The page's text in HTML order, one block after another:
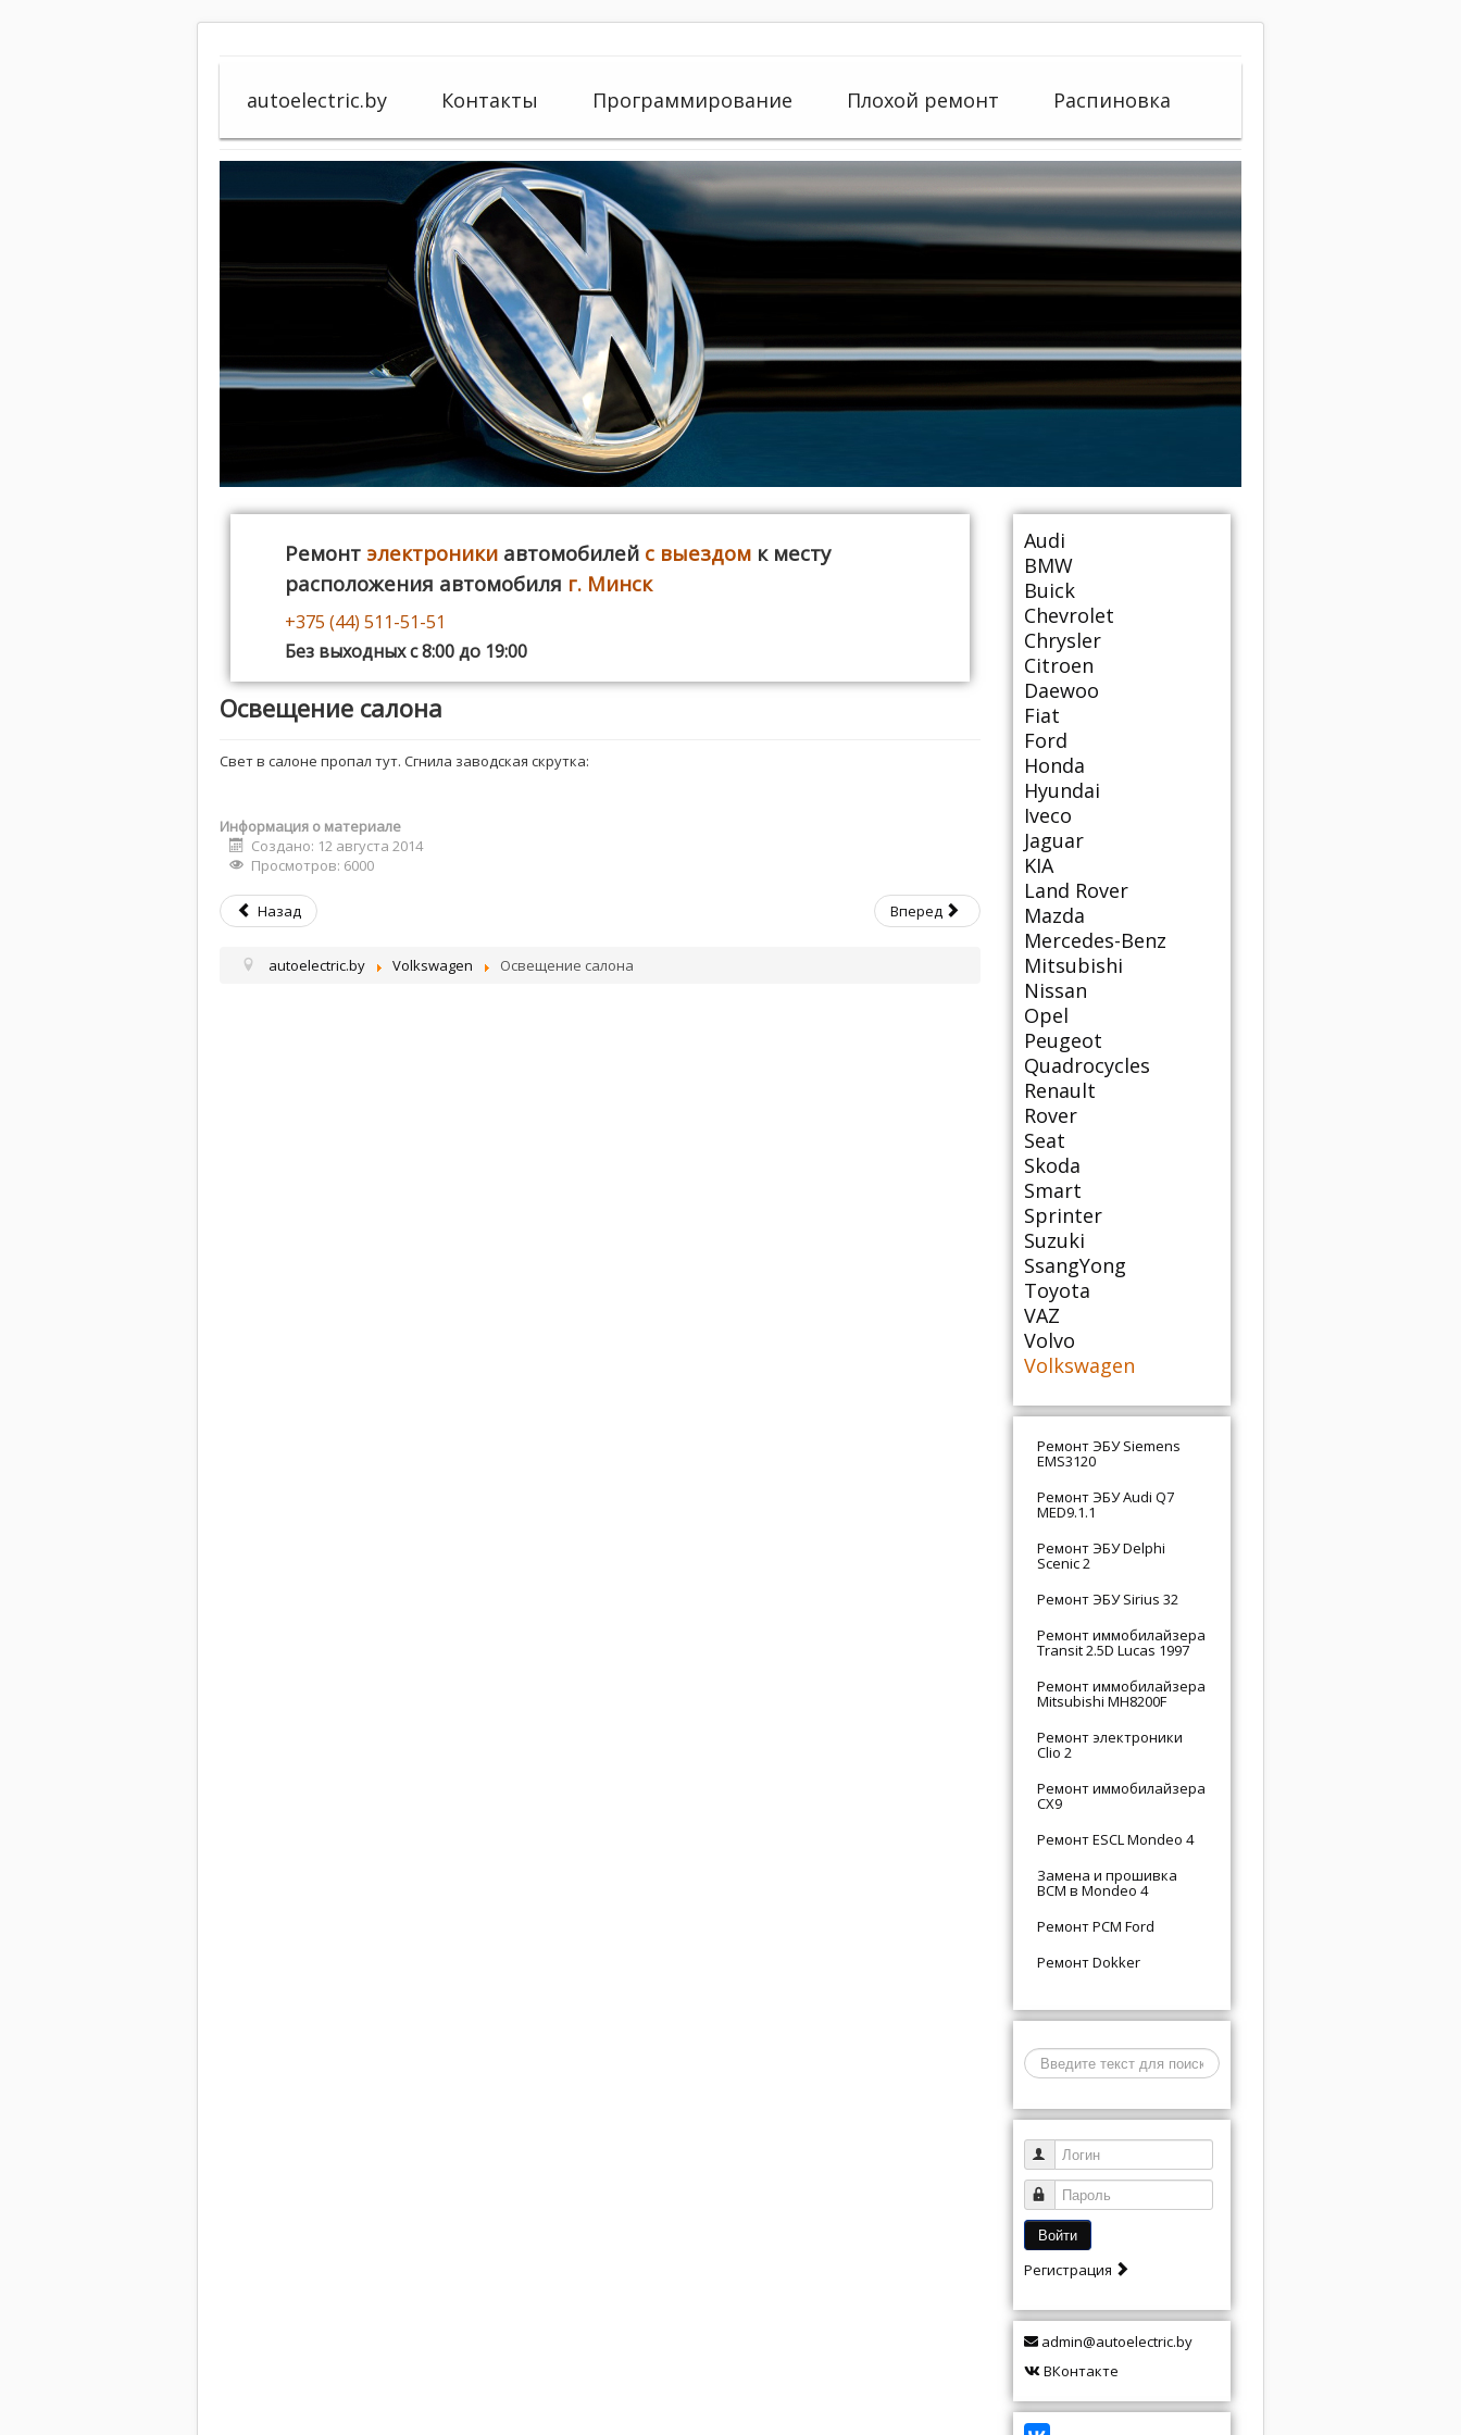
autoelectric.by Контакты Программирование Плохой ремонт Распиновка
Ремонт электроники автомобилей с выездом к месту
расположения автомобиля г. Минск
+375 (44) 511-51-51
Без выходных с 8:00 до 19:00
Освещение салона
Свет в салоне пропал тут. Сгнила заводская скрутка:
Информация о материале
Создано: 12 августа 2014
Просмотров: 6000
Назад Вперед
autoelectric.by Volkswagen Освещение салона
Audi
BMW
Buick
Chevrolet
Chrysler
Citroen
Daewoo
Fiat
Ford
Honda
Hyundai
Iveco
Jaguar
KIA
Land Rover
Mazda
Mercedes-Benz
Mitsubishi
Nissan
Opel
Peugeot
Quadrocycles
Renault
Rover
Seat
Skoda
Smart
Sprinter
Suzuki
SsangYong
Toyota
VAZ
Volvo
Volkswagen
Ремонт ЭБУ Siemens
EMS3120
Ремонт ЭБУ Audi Q7
MED9.1.1
Ремонт ЭБУ Delphi
Scenic 2
Ремонт ЭБУ Sirius 32
Ремонт иммобилайзера
Transit 2.5D Lucas 1997
Ремонт иммобилайзера
Mitsubishi MH8200F
Ремонт электроники
Clio 2
Ремонт иммобилайзера
CX9
Ремонт ESCL Mondeo 4
Замена и прошивка
BCM в Mondeo 4
Ремонт PCM Ford
Ремонт Dokker
Логин
Пароль
Войти
Регистрация
admin@autoelectric.by
ВКонтакте